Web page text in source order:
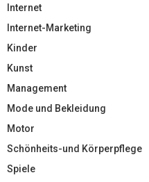
Internet
Internet-Marketing
Kinder
Kunst
Management
Mode und Bekleidung
Motor
Schönheits-und Körperpflege
Spiele